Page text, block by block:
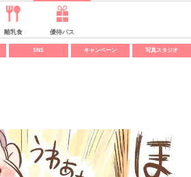
離乳食 優待パス
SNS キャンペーン 写真スタジオ